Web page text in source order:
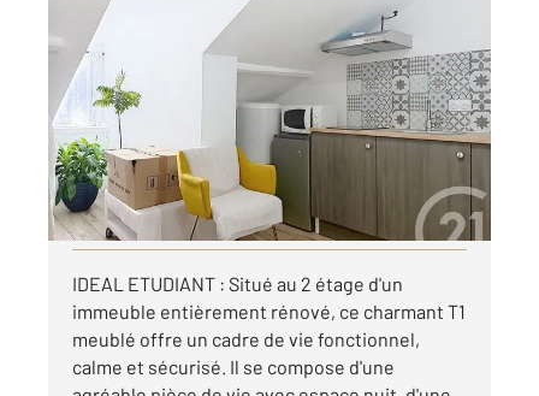
PERIGUEUX 24
16,93 m
, 1 pièce
Ref : 21325
Appartement Studio à louer
380 €
par mois charges comprises
Visiter le site dédié
IDEAL ETUDIANT : Situé au 2 étage d'un
immeuble entièrement rénové, ce charmant T1
meublé offre un cadre de vie fonctionnel,
calme et sécurisé. Il se compose d'une